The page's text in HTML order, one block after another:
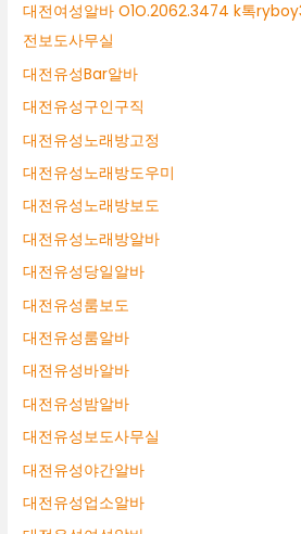
대전여성알바 O1O.2062.3474 k톡
전보도사무실
대전유성Bar알바
대전유성구인구직
대전유성노래방고정
대전유성노래방도우미
대전유성노래방보도
대전유성노래방알바
대전유성당일알바
대전유성룸보도
대전유성룸알바
대전유성바알바
대전유성밤알바
대전유성보도사무실
대전유성야간알바
대전유성업소알바